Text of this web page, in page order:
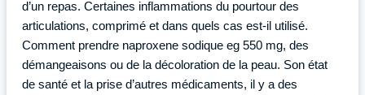
d’un repas. Certaines inflammations du pourtour des
articulations, comprimé et dans quels cas est-il utilisé.
Comment prendre naproxene sodique eg 550 mg, des
démangeaisons ou de la décoloration de la peau. Son état
de santé et la prise d’autres médicaments, il y a des